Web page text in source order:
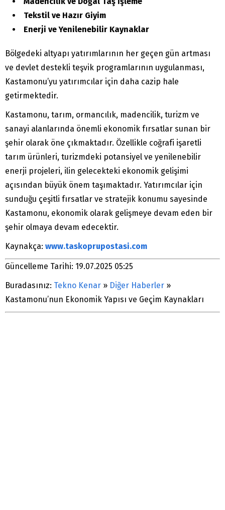
Tekstil ve Hazır Giyim
Enerji ve Yenilenebilir Kaynaklar
Bölgedeki altyapı yatırımlarının her geçen gün artması
ve devlet destekli teşvik programlarının uygulanması,
Kastamonu’yu yatırımcılar için daha cazip hale
getirmektedir.
Kastamonu, tarım, ormancılık, madencilik, turizm ve
sanayi alanlarında önemli ekonomik fırsatlar sunan bir
şehir olarak öne çıkmaktadır. Özellikle coğrafi işaretli
tarım ürünleri, turizmdeki potansiyel ve yenilenebilir
enerji projeleri, ilin gelecekteki ekonomik gelişimi
açısından büyük önem taşımaktadır. Yatırımcılar için
sunduğu çeşitli fırsatlar ve stratejik konumu sayesinde
Kastamonu, ekonomik olarak gelişmeye devam eden bir
şehir olmaya devam edecektir.
Kaynakça: www.taskoprupostasi.com
Güncelleme Tarihi: 19.07.2025 05:25
Buradasınız: Tekno Kenar » Diğer Haberler »
Kastamonu’nun Ekonomik Yapısı ve Geçim Kaynakları